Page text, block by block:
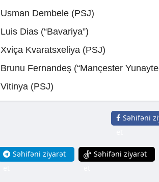
Usman Dembele (PSJ)
Luis Dias (“Bavariya”)
Xviça Kvaratsxeliya (PSJ)
Brunu Fernandeş (“Mançester
Vitinya (PSJ)
Səhifəni
Səhifəni ziyarət
Səhifəni ziyarət